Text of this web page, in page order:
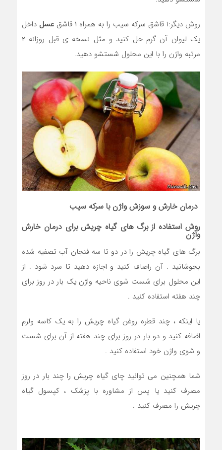
روش دیگر:۱ قاشق سرکه سیب را به همراه ۱ قاشق عسل داخل
یک لیوان آن گرم حل کنید و مثل نسخه ی قبل روزانه ۲
مرتبه واژن را با این محلول شستشو دهید.
درمان خارش و سوزش واژن با سرکه سیب
روش استفاده از برگ های گیاه چریش برای درمان خارش
واژن
برگ های گیاه چریش را در دو تا سه فنجان آب تصفیه شده
بجوشانید . آن راصاف کنید و اجازه دهید تا سرد شود . از
این محلول برای شست شوی ناحیه واژن یک بار در روز برای
چند هفته استفاده کنید .
یا اینکه ، چند قطره روغن گیاه چریش را به یک کاسه ولرم
اضافه کنید و دو بار در روز برای چند هفته از آن برای شست
و شوی واژن خود استفاده کنید .
شما همچنین می توانید چای گیاه چریش را چند بار در روز
مصرف کنید یا پس از مشاوره با پزشک ، کپسول گیاه
چریش را مصرف کنید .